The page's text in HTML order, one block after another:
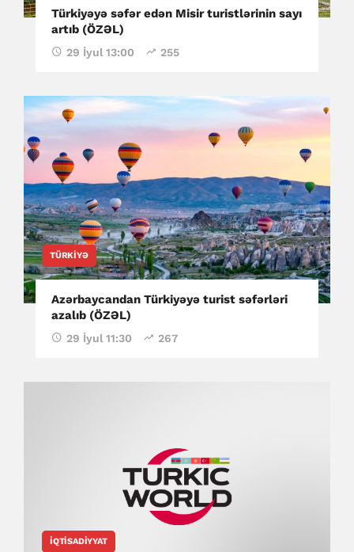
Türkiyəyə səfər edən Misir turistlərinin sayı
artıb (ÖZƏL)
29 İyul 13:00 255
TÜRKIYƏ
Azərbaycandan Türkiyəyə turist səfərləri
azalıb (ÖZƏL)
29 İyul 11:30 267
İQTISADIYYAT